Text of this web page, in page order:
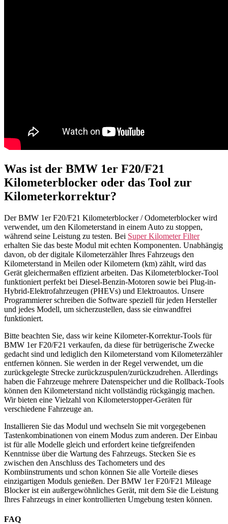
Was ist der BMW 1er F20/F21
Kilometerblocker oder das Tool zur
Kilometerkorrektur?
Der BMW 1er F20/F21 Kilometerblocker / Odometerblocker wird
verwendet, um den Kilometerstand in einem Auto zu stoppen,
während seine Leistung zu testen. Bei Super Kilometer Filter
erhalten Sie das beste Modul mit echten Komponenten. Unabhängig
davon, ob der digitale Kilometerzähler Ihres Fahrzeugs den
Kilometerstand in Meilen oder Kilometern (km) zählt, wird das
Gerät gleichermaßen effizient arbeiten. Das Kilometerblocker-Tool
funktioniert perfekt bei Diesel-Benzin-Motoren sowie bei Plug-in-
Hybrid-Elektrofahrzeugen (PHEVs) und Elektroautos. Unsere
Programmierer schreiben die Software speziell für jeden Hersteller
und jedes Modell, um sicherzustellen, dass sie einwandfrei
funktioniert.
Bitte beachten Sie, dass wir keine Kilometer-Korrektur-Tools für
BMW 1er F20/F21 verkaufen, da diese für betrügerische Zwecke
gedacht sind und lediglich den Kilometerstand vom Kilometerzähler
entfernen können. Sie werden in der Regel verwendet, um die
zurückgelegte Strecke zurückzuspulen/zurückzudrehen. Allerdings
haben die Fahrzeuge mehrere Datenspeicher und die Rollback-Tools
können den Kilometerstand nicht vollständig rückgängig machen.
Wir bieten eine Vielzahl von Kilometerstopper-Geräten für
verschiedene Fahrzeuge an.
Installieren Sie das Modul und wechseln Sie mit vorgegebenen
Tastenkombinationen von einem Modus zum anderen. Der Einbau
ist für alle Modelle gleich und erfordert keine tiefgreifenden
Kenntnisse über die Wartung des Fahrzeugs. Stecken Sie es
zwischen den Anschluss des Tachometers und des
Kombiinstruments und schon können Sie alle Vorteile dieses
einzigartigen Moduls genießen. Der BMW 1er F20/F21 Mileage
Blocker ist ein außergewöhnliches Gerät, mit dem Sie die Leistung
Ihres Fahrzeugs in einer kontrollierten Umgebung testen können.
FAQ